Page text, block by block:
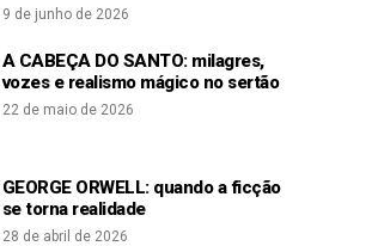
9 de junho de 2026
A CABEÇA DO SANTO: milagres,
vozes e realismo mágico no sertão
22 de maio de 2026
GEORGE ORWELL: quando a ficção
se torna realidade
28 de abril de 2026